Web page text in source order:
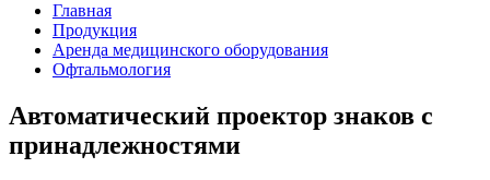
Главная
Продукция
Аренда медицинского оборудования
Офтальмология
Автоматический проектор знаков с
принадлежностями